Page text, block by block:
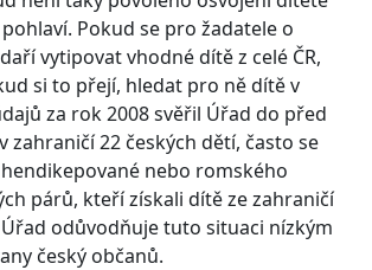
Pokud se pro žadatele o
vytipovat vhodné dítě z celé ČR,
si to přejí, hledat pro ně dítě v
za rok 2008 svěřil Úřad do před
zahraničí 22 českých dětí, často se
nebo romského
párů, kteří získali dítě ze zahraničí
odůvodňuje tuto situaci nízkým
český občanů.